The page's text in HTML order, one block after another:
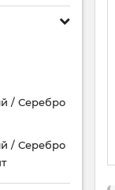
/ Серебро
/ Серебро